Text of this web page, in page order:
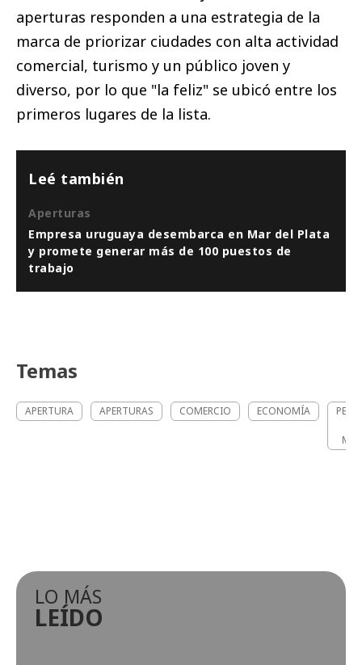
aperturas responden a una estrategia de la
marca de priorizar ciudades con alta actividad
comercial, turismo y un público joven y
diverso, por lo que "la feliz" se ubicó entre los
primeros lugares de la lista.
Leé también
Aperturas
Empresa uruguaya desembarca en Mar del Plata
y promete generar más de 100 puestos de
trabajo
Temas
APERTURA APERTURAS COMERCIO ECONOMÍA
LO MÁS
LEÍDO